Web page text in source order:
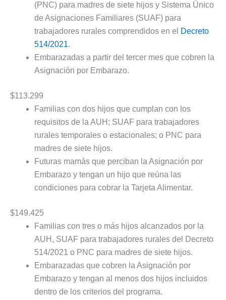
(PNC) para madres de siete hijos y Sistema Único
de Asignaciones Familiares (SUAF) para
trabajadores rurales comprendidos en el
Decreto
514/2021.
Embarazadas a partir del tercer mes que cobren la
Asignación por Embarazo.
$113.299
Familias con dos hijos que cumplan con los
requisitos de la AUH; SUAF para trabajadores
rurales temporales o estacionales; o PNC para
madres de siete hijos.
Futuras mamás que perciban la Asignación por
Embarazo y tengan un hijo que reúna las
condiciones para cobrar la Tarjeta Alimentar.
$149.425
Familias con tres o más hijos alcanzados por la
AUH, SUAF para trabajadores rurales del Decreto
514/2021 o PNC para madres de siete hijos.
Embarazadas que cobren la Asignación por
Embarazo y tengan al menos dos hijos incluidos
dentro de los criterios del programa.